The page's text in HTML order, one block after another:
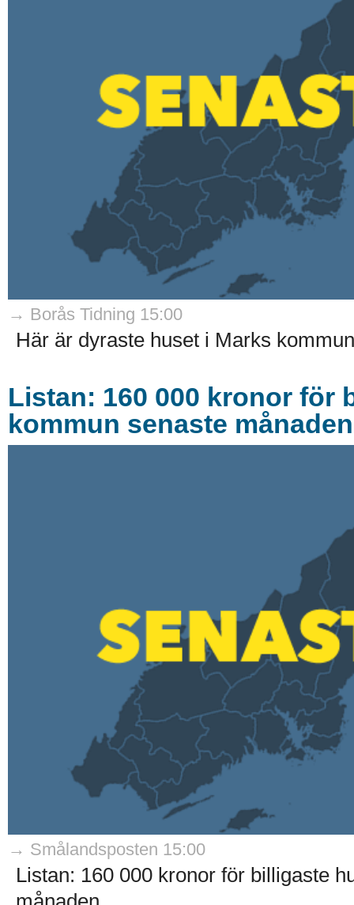
→ Borås Tidning 15:00
Här är dyraste huset i Marks
Listan: 160 000 kronor för
kommun senaste månaden
→ Smålandsposten 15:00
Listan: 160 000 kronor för billigaste